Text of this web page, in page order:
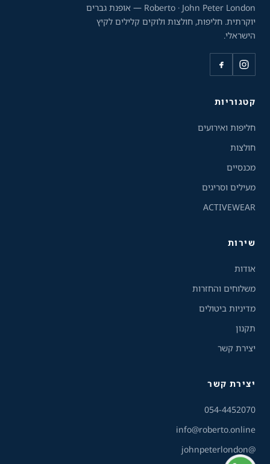
Roberto · John Peter London — אופנת גברים
יוקרתית. חליפות, חולצות ולוקים קלילים לקיץ
הישראלי.
קטגוריות
חליפות ואירועים
חולצות
מכנסיים
מעילים וסריגים
ACTIVEWEAR
שירות
אודות
משלוחים והחזרות
מדיניות ביטולים
תקנון
יצירת קשר
יצירת קשר
054-4452070
info@roberto.online
@johnpeterlondon
כלי נגישות
גודל טקסט
A-
שירות הלקוחות והמכירות